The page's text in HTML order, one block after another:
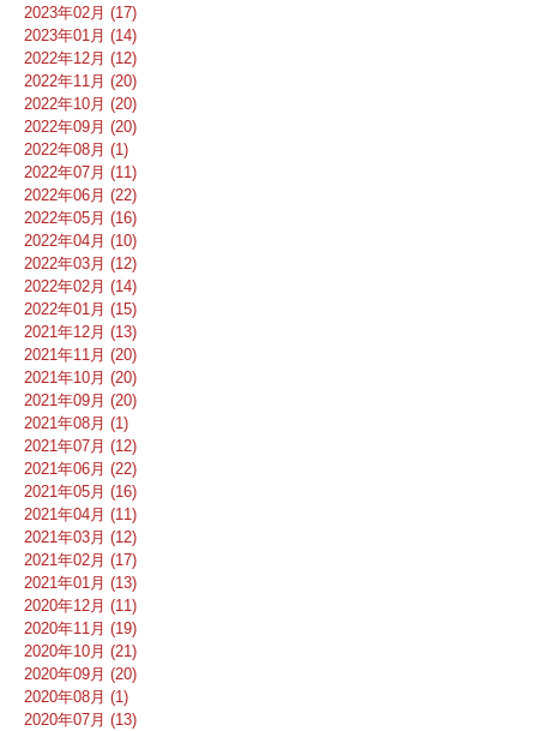
2023年02月 (17)
2023年01月 (14)
2022年12月 (12)
2022年11月 (20)
2022年10月 (20)
2022年09月 (20)
2022年08月 (1)
2022年07月 (11)
2022年06月 (22)
2022年05月 (16)
2022年04月 (10)
2022年03月 (12)
2022年02月 (14)
2022年01月 (15)
2021年12月 (13)
2021年11月 (20)
2021年10月 (20)
2021年09月 (20)
2021年08月 (1)
2021年07月 (12)
2021年06月 (22)
2021年05月 (16)
2021年04月 (11)
2021年03月 (12)
2021年02月 (17)
2021年01月 (13)
2020年12月 (11)
2020年11月 (19)
2020年10月 (21)
2020年09月 (20)
2020年08月 (1)
2020年07月 (13)